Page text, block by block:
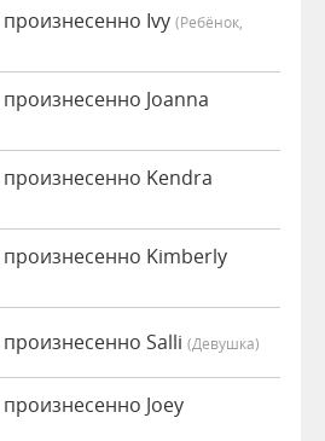
Ivy (Ребёнок,
Joanna
Kendra
Kimberly
Salli (девушка)
Joey